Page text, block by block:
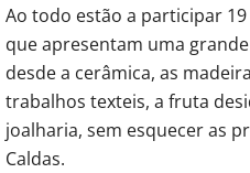
Ao todo estão a participar
que apresentam uma
desde a cerâmica, as
trabalhos texteis, a fruta
joalharia, sem esquecer as
Caldas.